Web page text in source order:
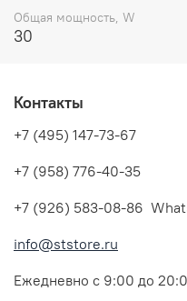
Общая мощность, W
30
Контакты
+7 (495) 147-73-67
+7 (958) 776-40-35
+7 (926) 583-08-86
info@ststore.ru
Ежедневно с 9:00 до